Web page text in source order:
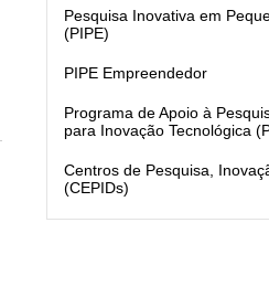
Pesquisa Inovativa em
(PIPE)
PIPE Empreendedor
Programa de Apoio à
para Inovação Tecnológica
Centros de Pesquisa,
(CEPIDs)